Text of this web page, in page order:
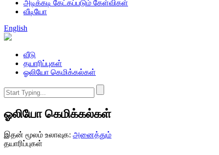
அடிக்கடி கேட்கப்படும் கேள்விகள்
வீடியோ
English
வீடு
தயாரிப்புகள்
ஓலியோ கெமிக்கல்கள்
ஓலியோ கெமிக்கல்கள்
இதன் மூலம் உலாவுக: அனைத்தும்
தயாரிப்புகள்